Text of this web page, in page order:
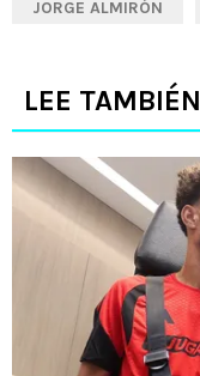
JORGE ALMIRÓN
LEE TAMBIÉN